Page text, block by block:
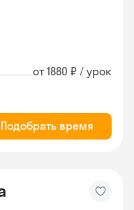
от 1880 ₽ / урок
Подобрать время